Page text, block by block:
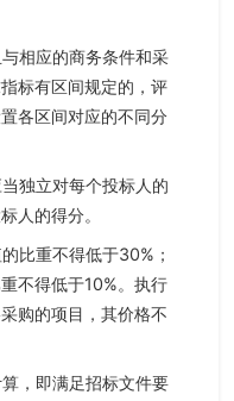
相应的商务条件和采
标有区间规定的，评
各区间对应的不同分
独立对每个投标人的
人的得分。
比重不得低于30%；
不得低于10%。执行
购的项目，其价格不
，即满足招标文件要